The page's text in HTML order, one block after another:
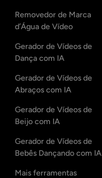
Removedor de Marca
d’Água de Vídeo
Gerador de Vídeos de
Dança com IA
Gerador de Vídeos de
Abraços com IA
Gerador de Vídeos de
Beijo com IA
Gerador de Vídeos de
Bebês Dançando com IA
Mais ferramentas